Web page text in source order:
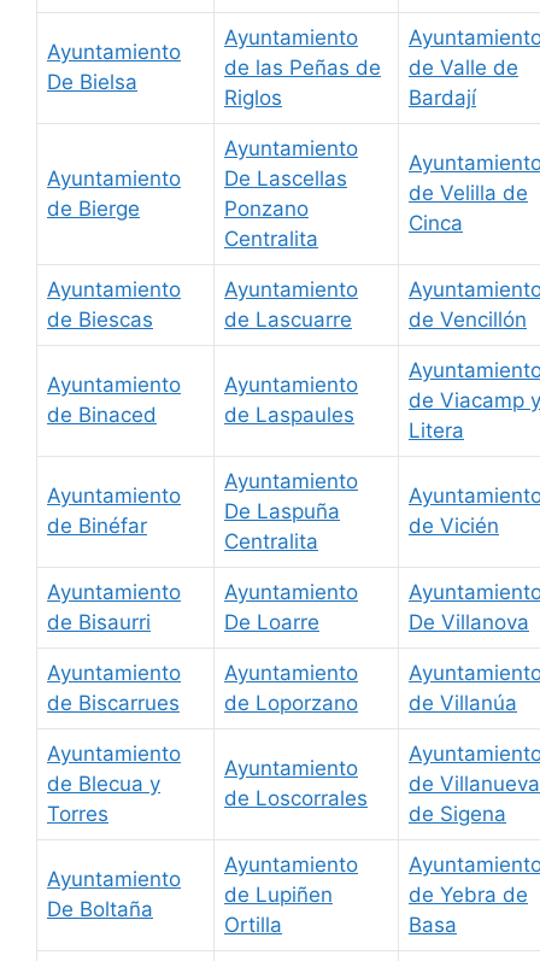
Ayuntamiento
De Bielsa
Ayuntamiento
de las Peñas de
Riglos
de Valle de
Bardají
Ayuntamiento
de Bierge
Ayuntamiento
De Lascellas
Ponzano
Centralita
de Velilla de
Cinca
Ayuntamiento
de Biescas
Ayuntamiento
de Lascuarre
de Vencillón
Ayuntamiento
de Binaced
Ayuntamiento
de Laspaules
de Viacamp y
Litera
Ayuntamiento
de Binéfar
Ayuntamiento
De Laspuña
Centralita
de Vicién
Ayuntamiento
de Bisaurri
Ayuntamiento
De Loarre
De Villanova
Ayuntamiento
de Biscarrues
Ayuntamiento
de Loporzano
de Villanúa
Ayuntamiento
de Blecua y
Torres
Ayuntamiento
de Loscorrales
de Villanueva
de Sigena
Ayuntamiento
De Boltaña
Ayuntamiento
de Lupiñen
Ortilla
de Yebra de
Basa